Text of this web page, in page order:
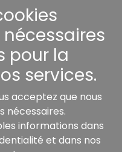
pour la
services.
acceptez que nous
nécessaires.
informations dans
et dans nos